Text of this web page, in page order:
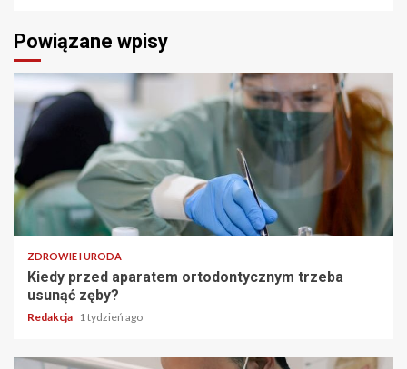
Powiązane wpisy
ZDROWIE I URODA
Kiedy przed aparatem ortodontycznym trzeba
usunąć zęby?
Redakcja 1 tydzień ago